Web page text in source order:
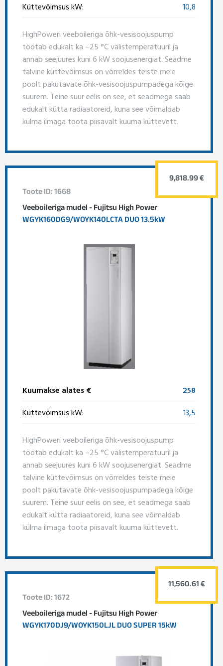
Küttevõimsus kW:
10,8
HighPoweri veeboileriga õhk-vesisoojuspump
töötab edukalt ka –25 °C välistemperatuuril ja
annab seejuures kuni 6 kW soojusenergiat. Seadme
talvine küttevõimsus on võrreldes teiste meie
poolt pakutavate õhk-vesisoojuspumpadega kõige
suurem. Teine suur eelis on see, et seadmega saab
edukalt kütta radiaatoreid, kuna see võimaldab
külma ilmaga toota piisavalt kuuma küttevett.
Toote ID: 1668
Veeboileriga mudel - Fujitsu High Power
WGYK160DG9/WOYK140LCTA DUO 13.5kW
Kuumakse alates €
258
Küttevõimsus kW:
13,5
HighPoweri veeboileriga õhk-vesisoojuspump
töötab edukalt ka –25 °C välistemperatuuril ja
annab seejuures kuni 6 kW soojusenergiat. Seadme
talvine küttevõimsus on võrreldes teiste meie
poolt pakutavate õhk-vesisoojuspumpadega kõige
suurem. Teine suur eelis on see, et seadmega saab
edukalt kütta radiaatoreid, kuna see võimaldab
külma ilmaga toota piisavalt kuuma küttevett.
9,818.99 €
Toote ID: 1672
Veeboileriga mudel - Fujitsu High Power
WGYK170DJ9/WOYK150LJL DUO SUPER 15kW
11,560.61 €